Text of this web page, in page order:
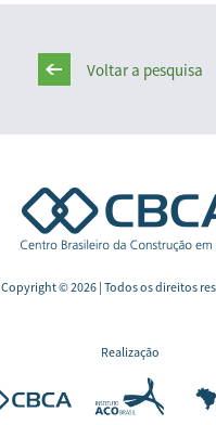
Voltar a pesquisa
Copyright © 2026 | Todos os direitos
Realização